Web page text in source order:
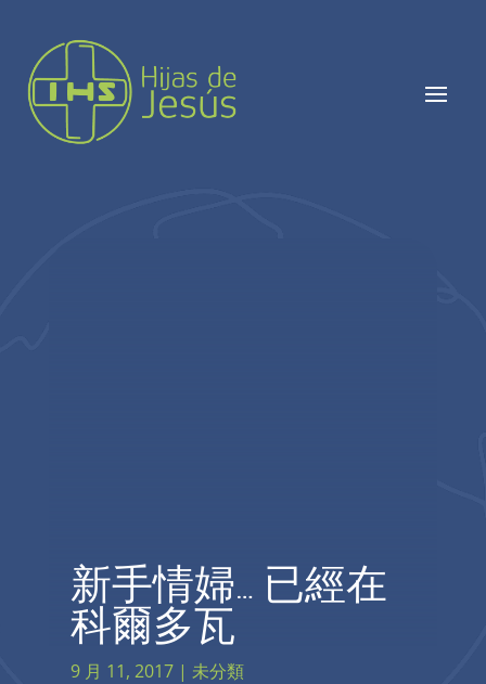
新手情婦… 已經在
科爾多瓦
9 月 11, 2017| 未分類